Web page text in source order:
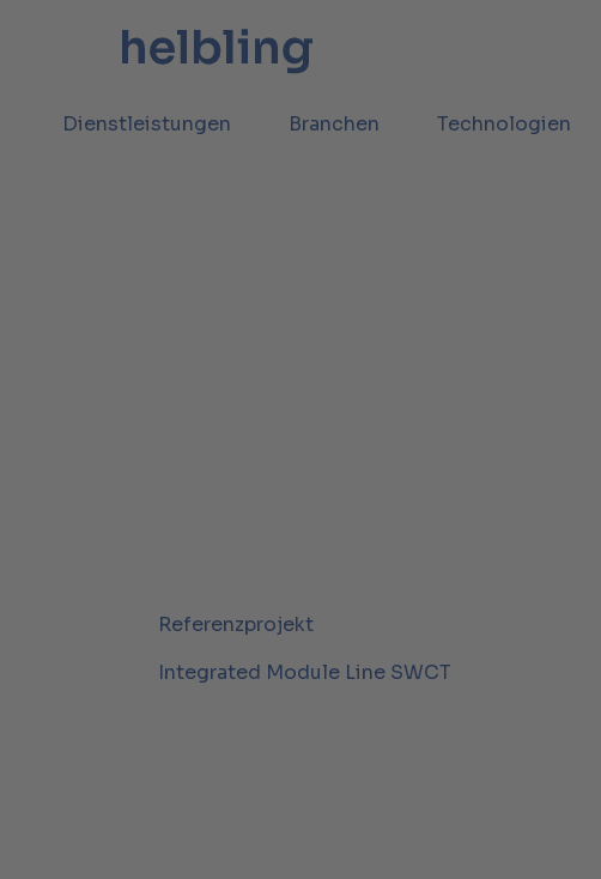
Dienstleistungen Branchen Technologien
Referenzprojekt
Integrated Module Line SWCT